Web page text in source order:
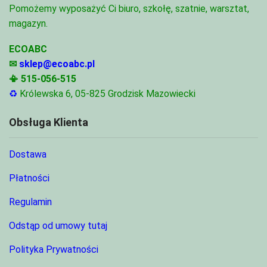
Pomożemy wyposażyć Ci biuro, szkołę, szatnie, warsztat,
magazyn.
ECOABC
✉ sklep@ecoabc.pl
📳 515-056-515
♻ Królewska 6, 05-825 Grodzisk Mazowiecki
Obsługa Klienta
Dostawa
Płatności
Regulamin
Odstąp od umowy tutaj
Polityka Prywatności